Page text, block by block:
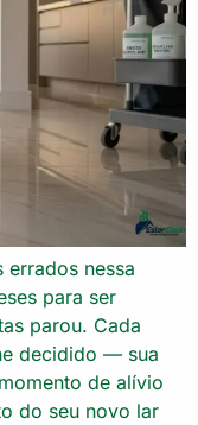
errados nessa
para ser
parou. Cada
decidido — sua
de alívio
do seu novo lar